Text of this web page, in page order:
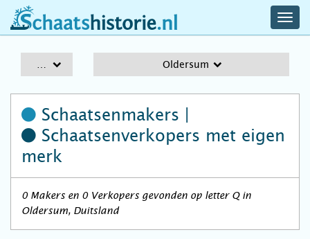
schaatshistorie.nl
Oldersum
Schaatsenmakers |
Schaatsenverkopers met eigen
merk
0 Makers en 0 Verkopers gevonden op letter Q in
Oldersum, Duitsland